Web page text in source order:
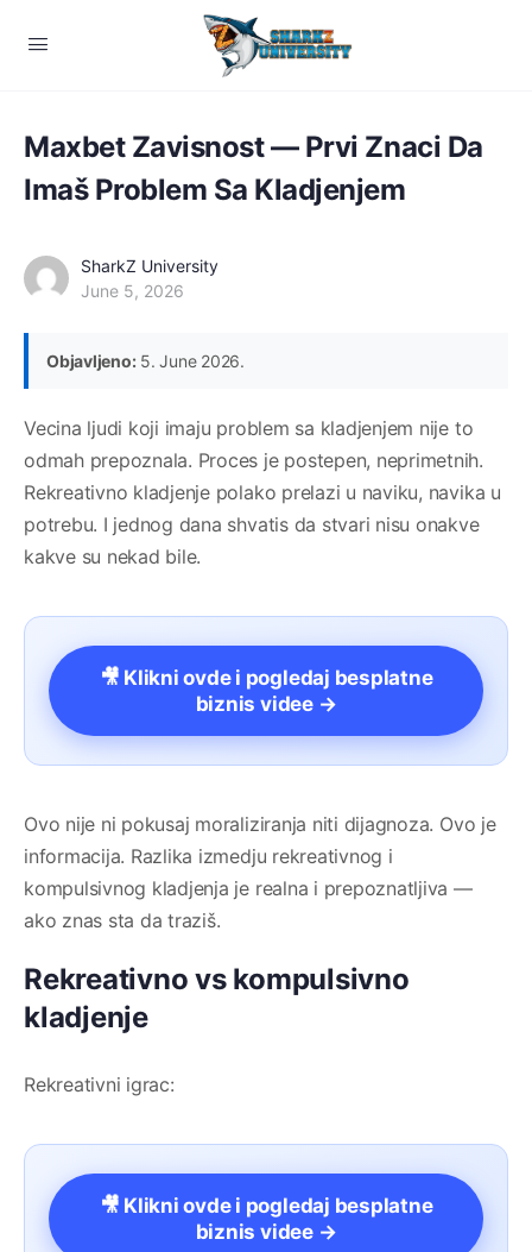
Maxbet Zavisnost — Prvi Znaci Da
Imaš Problem Sa Kladjenjem
SharkZ University
June 5, 2026
Objavljeno:5. June 2026.
Vecina ljudi koji imaju problem sa kladjenjem nije to
odmah prepoznala. Proces je postepen, neprimetnih.
Rekreativno kladjenje polako prelazi u naviku, navika u
potrebu. I jednog dana shvatis da stvari nisu onakve
kakve su nekad bile.
🎥 Klikni ovde i pogledaj besplatne
biznis videe →
Ovo nije ni pokusaj moraliziranja niti dijagnoza. Ovo je
informacija. Razlika izmedju rekreativnog i
kompulsivnog kladjenja je realna i prepoznatljiva —
ako znas sta da traziš.
Rekreativno vs kompulsivno
kladjenje
Rekreativni igrac:
🎥 Klikni ovde i pogledaj besplatne
biznis videe →